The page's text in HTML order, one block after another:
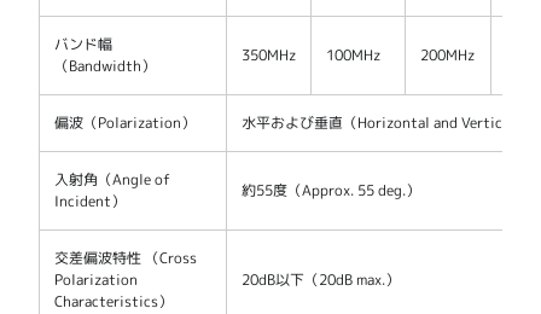
バンド幅
（Bandwidth）
350MHz 100MHz 200MHz
偏波（Polarization） 水平および垂直（Horizontal and Vertical）
入射角（Angle of
Incident）
約55度（Approx. 55 deg.）
交差偏波特性 （Cross
Polarization
Characteristics）
20dB以下（20dB max.）